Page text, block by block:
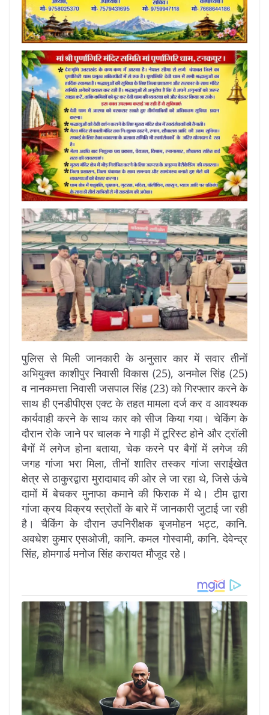
पुलिस से मिली जानकारी के अनुसार कार में सवार तीनों
अभियुक्त काशीपुर निवासी विकास (25), अनमोल सिंह (25)
व नानकमत्ता निवासी जसपाल सिंह (23) को गिरफ्तार करने के
साथ ही एनडीपीएस एक्ट के तहत मामला दर्ज कर व आवश्यक
कार्यवाही करने के साथ कार को सीज किया गया। चेकिंग के
दौरान रोके जाने पर चालक ने गाड़ी में टूरिस्ट होने और ट्रॉली
बैगों में लगेज होना बताया, चेक करने पर बैगों में लगेज की
जगह गांजा भरा मिला, तीनों शातिर तस्कर गांजा सराईखेत
क्षेत्र से ठाकुरद्वारा मुरादाबाद की ओर ले जा रहा थे, जिसे ऊंचे
दामों में बेचकर मुनाफा कमाने की फिराक में थे। टीम द्वारा
गांजा क्रय विक्रय स्त्रोतों के बारे में जानकारी जुटाई जा रही
है। चैकिंग के दौरान उपनिरीक्षक बृजमोहन भट्ट, कानि.
अवधेश कुमार एसओजी, कानि. कमल गोस्वामी, कानि. देवेन्द्र
सिंह, होमगार्ड मनोज सिंह करायत मौजूद रहे।